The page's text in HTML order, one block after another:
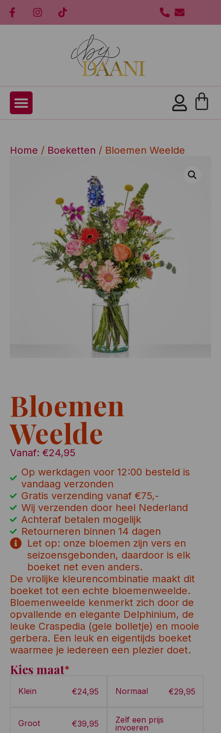
Home / Boeketten / Bloemen Weelde
Bloemen
Weelde
Vanaf: €24,95
Op werkdagen voor 12:00 besteld is
vandaag verzonden
Gratis verzending vanaf €75,-
Wij verzenden door heel Nederland
Achteraf betalen mogelijk
Retourneren binnen 14 dagen
Let op: onze bloemen zijn vers en
seizoensgebonden, daardoor is elk
boeket net even anders.
De vrolijke kleurencombinatie maakt dit
boeket tot een echte bloemenweelde.
Bloemenweelde kenmerkt zich door de
opvallende en elegante Delphinium, de
leuke Craspedia (gele bolletje) en mooie
gerbera. Een leuk en eigentijds boeket
waarmee je iedereen een plezier doet.
*
Kies maat
Klein €24,95 Normaal €29,95
Groot €39,95
Zelf een prijs
invoeren